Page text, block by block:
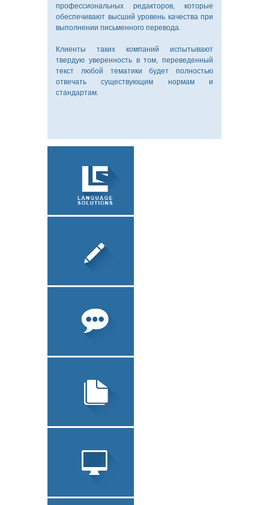
профессиональных редакторов, которые
обеспечивают высший уровень качества при
выполнении письменного перевода.
Клиенты таких компаний испытывают
твердую уверенность в том, переведенный
текст любой тематики будет полностью
отвечать существующим нормам и
стандартам.
ЗАВЕРЕНИЕ
ДОКУМЕНТОВ
ЛОКАЛИЗАЦИЯ
ПО
ТЕХНИЧЕСКИЙ
ПЕРЕВОД
СОПУТСТВУЮЩИЕ
УСЛУГИ